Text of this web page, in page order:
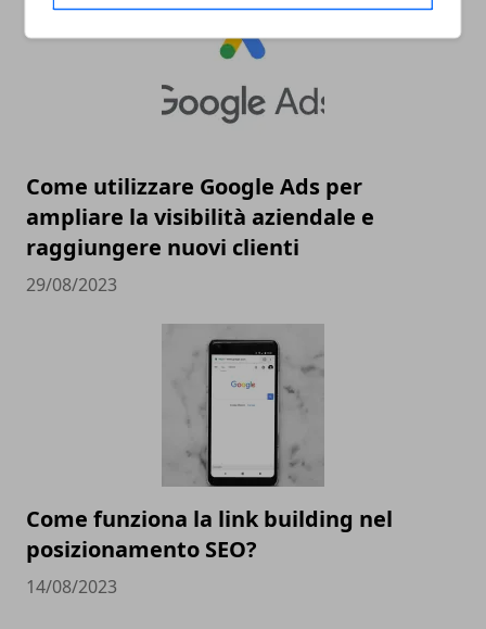
Come utilizzare Google Ads per
ampliare la visibilità aziendale e
raggiungere nuovi clienti
29/08/2023
Come funziona la link building nel
posizionamento SEO?
14/08/2023